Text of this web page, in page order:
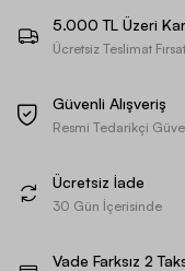
5.000 TL Üzeri
Ücretsiz Teslimat
Güvenli Alışveriş
Resmi Tedarikçi
Ücretsiz İade
30 Gün İçerisinde
Vade Farksız 2